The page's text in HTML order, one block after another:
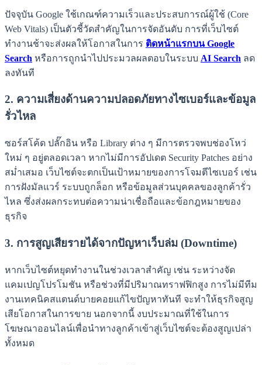
ปัจจุบัน Google ใช้เกณฑ์ความเร็วและประสบการณ์ผู้ใช้ (Core
Web Vitals) เป็นตัวชี้วัดสำคัญในการจัดอันดับ การที่เว็บไซต์
ทำงานช้าจะส่งผลให้โอกาสในการ ติดหน้าแรกบน Google
Search หรือการถูกนำไปประมวลผลตอบในระบบ AI Search ลด
ลงทันที
2. ความเสี่ยงด้านความปลอดภัยทางไซเบอร์และข้อมูล
รั่วไหล
ซอร์สโค้ด ปลั๊กอิน หรือ Library ต่าง ๆ มีการตรวจพบช่องโหว่
ใหม่ ๆ อยู่ตลอดเวลา หากไม่มีการอัปเดต Security Patches อย่าง
สม่ำเสมอ เว็บไซต์จะตกเป็นเป้าหมายของการโจมตีไซเบอร์ เช่น
การฝังมัลแวร์ ระบบถูกล็อก หรือข้อมูลส่วนบุคคลของลูกค้ารั่ว
ไหล ซึ่งส่งผลกระทบต่อความน่าเชื่อถือและข้อกฎหมายของ
ธุรกิจ
3. การสูญเสียรายได้จากปัญหาเว็บล่ม (Downtime)
หากเว็บไซต์หยุดทำงานในช่วงเวลาสำคัญ เช่น ระหว่างจัด
แคมเปญโปรโมชัน หรือช่วงที่มีปริมาณทราฟฟิกสูง การไม่มีทีม
งานเทคนิคสแตนด์บายคอยแก้ไขปัญหาทันที จะทำให้ธุรกิจสูญ
เสียโอกาสในการขาย นอกจากนี้ งบประมาณที่ใช้ในการ
โฆษณาออนไลน์เพื่อนำทางลูกค้าเข้าสู่เว็บไซต์จะต้องสูญเปล่า
ทั้งหมด